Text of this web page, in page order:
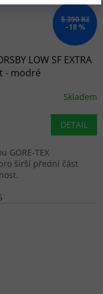
5 390 Kč
–18 %
LOW SF EXTRA
- modré
Skladem
DETAIL
GORE-TEX
širší přední část